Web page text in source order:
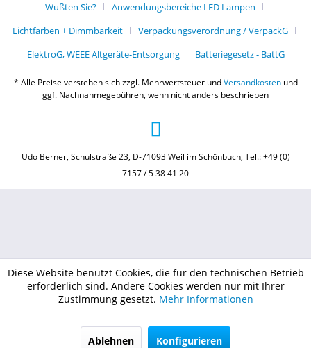
Wußten Sie?
Anwendungsbereiche LED Lampen
Lichtfarben + Dimmbarkeit
Verpackungsverordnung / VerpackG
ElektroG, WEEE Altgeräte-Entsorgung
Batteriegesetz - BattG
* Alle Preise verstehen sich zzgl. Mehrwertsteuer undVersandkostenund
ggf. Nachnahmegebühren, wenn nicht anders beschrieben
Udo Berner, Schulstraße 23, D-71093 Weil im Schönbuch, Tel.: +49 (0)
7157 / 5 38 41 20
Diese Website benutzt Cookies, die für den technischen Betrieb
erforderlich sind. Andere Cookies werden nur mit Ihrer
Zustimmung gesetzt. Mehr Informationen
Ablehnen Konfigurieren